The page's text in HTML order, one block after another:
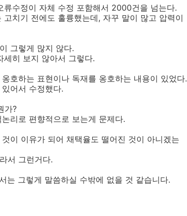
류수정이 자체 수정 포함해서 2000건을 넘는다.
치기 전에도 훌륭했는데, 자꾸 말이 많고 압력이
그렇게 많지 않다.
히 보지 않아서 그렇다.
호하는 표현이나 독재를 옹호하는 내용이 있었다.
어서 수정했다.
가?
리로 편향적으로 보는게 문제다.
이 이유가 되어 채택율도 떨어진 것이 아니겠는
서 그런거다.
는 그렇게 말씀하실 수밖에 없을 것 같습니다.